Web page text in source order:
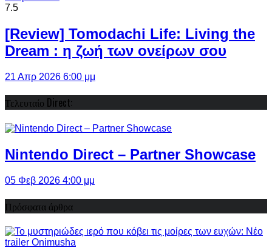
7.5
[Review] Tomodachi Life: Living the
Dream : η ζωή των ονείρων σου
21 Απρ 2026 6:00 μμ
Τελευταίο Direct:
Nintendo Direct – Partner Showcase
05 Φεβ 2026 4:00 μμ
Πρόσφατα άρθρα